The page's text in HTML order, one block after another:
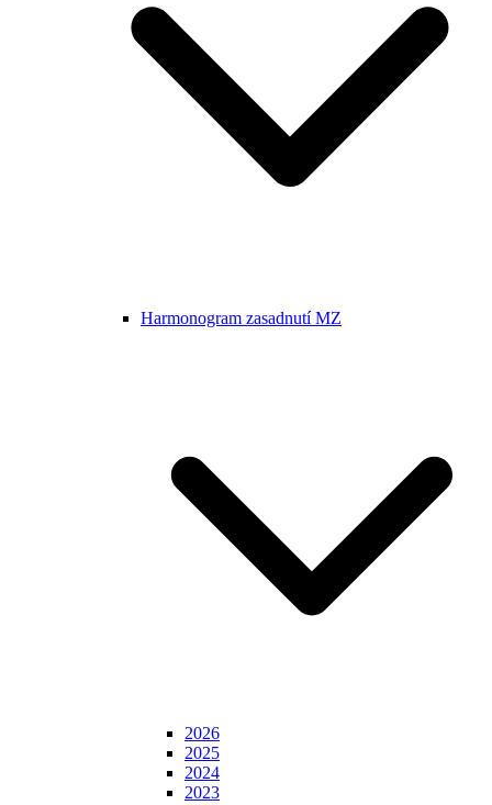
Harmonogram zasadnutí MZ
2026
2025
2024
2023